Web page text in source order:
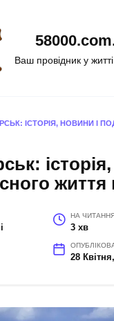
Ваш провідник у
ІСТОРІЯ, НОВИНИ І
життя
НА
3 хв
28